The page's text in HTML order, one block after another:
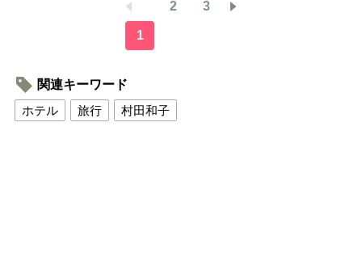
1
2 3
関連キーワード
ホテル
旅行 村田和子